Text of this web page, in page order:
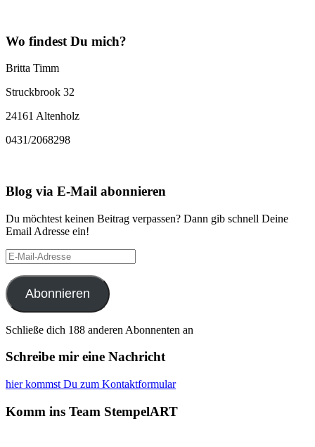
Wo findest Du mich?
Britta Timm
Struckbrook 32
24161 Altenholz
0431/2068298
Blog via E-Mail abonnieren
Du möchtest keinen Beitrag verpassen? Dann gib schnell Deine
Email Adresse ein!
E-
Mail-
Adresse
Abonnieren
Schließe dich 188 anderen Abonnenten an
Schreibe mir eine Nachricht
hier kommst Du zum Kontaktformular
Komm ins Team StempelART